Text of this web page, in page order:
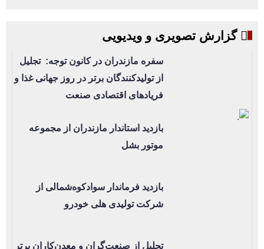
گزارش تصویری و ویدیویی
سفره مازندران در کانون توجه: تجلیل
از تولیدکنندگان برتر در روز جهانی غذا و
فریادهای اقتصادی صنعت
بازدید استاندار مازندران از مجموعه
موتور بشل
بازدید فرماندار سوادکوه‌شمالی از
شرکت تولیدی هلی خودرو
تجلیل از صنعت‌گران و معدن‌کاران برتر